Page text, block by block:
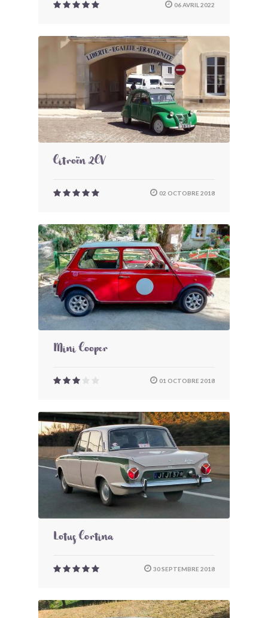
06 AVRIL 2022
Citroën 2CV
02 OCTOBRE 2018
Mini Cooper
01 OCTOBRE 2018
Lotus Cortina
30 SEPTEMBRE 2018